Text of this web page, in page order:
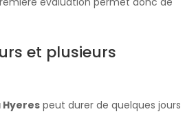
et plusieurs
peut durer de quelques jours